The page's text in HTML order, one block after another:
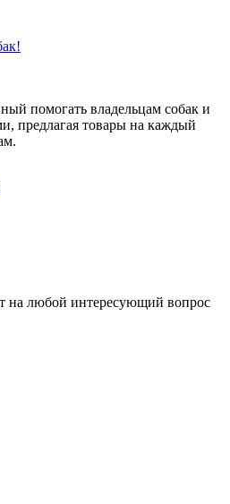
помогать владельцам собак и
предлагая товары на каждый
на любой интересующий вопрос